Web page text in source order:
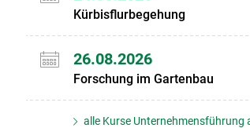
Kürbisflurbegehung
26.08.2026
Forschung im Gartenbau
alle Kurse Unternehmensführung